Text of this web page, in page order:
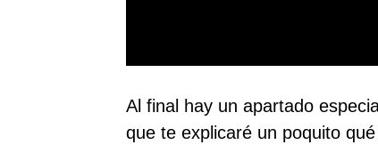
Al final hay un apartado
que te explicaré un poquito